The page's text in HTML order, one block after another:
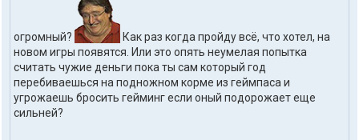
огромный?
Как раз когда пройду всё, что хотел, на
новом игры появятся. Или это опять неумелая попытка
считать чужие деньги пока ты сам который год
перебиваешься на подножном корме из геймпаса и
угрожаешь бросить гейминг если оный подорожает еще
сильней?